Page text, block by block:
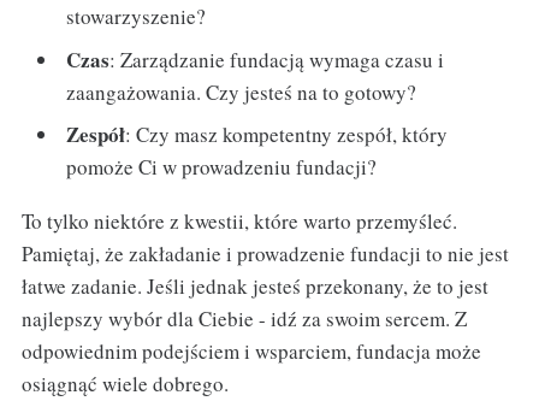
stowarzyszenie?
Czas: Zarządzanie fundacją wymaga czasu i
zaangażowania. Czy jesteś na to gotowy?
Zespół: Czy masz kompetentny zespół, który
pomoże Ci w prowadzeniu fundacji?
To tylko niektóre z kwestii, które warto przemyśleć.
Pamiętaj, że zakładanie i prowadzenie fundacji to nie jest
łatwe zadanie. Jeśli jednak jesteś przekonany, że to jest
najlepszy wybór dla Ciebie - idź za swoim sercem. Z
odpowiednim podejściem i wsparciem, fundacja może
osiągnąć wiele dobrego.